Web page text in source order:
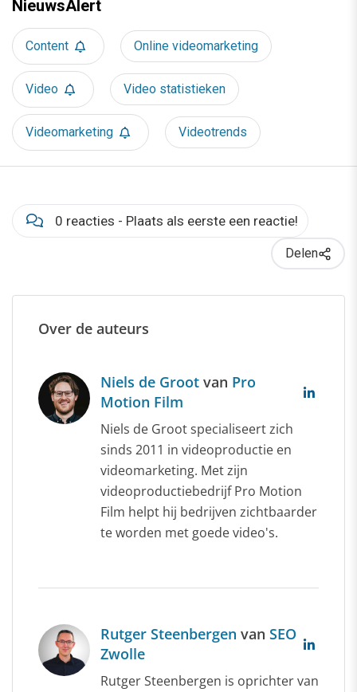
NieuwsAlert
Content Online videomarketing
Video Video statistieken
Videomarketing Videotrends
0 reacties - Plaats als eerste een reactie!
Delen
Over de auteurs
Niels de Groot van Pro
Motion Film
Niels de Groot specialiseert zich
sinds 2011 in videoproductie en
videomarketing. Met zijn
videoproductiebedrijf Pro Motion
Film helpt hij bedrijven zichtbaarder
te worden met goede video's.
Rutger Steenbergen van SEO
Zwolle
Rutger Steenbergen is oprichter van